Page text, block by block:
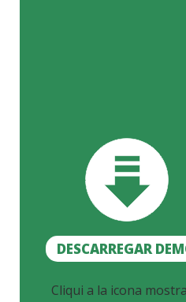
DESCARREGAR
Cliqui a la icona